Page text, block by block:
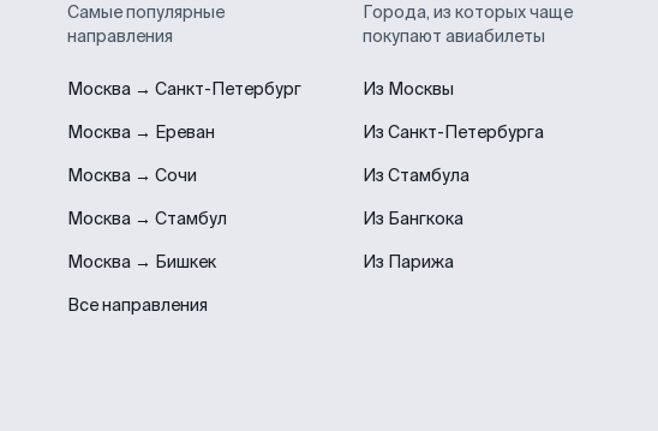
Самые популярные
направления
Москва → Санкт-Петербург
Москва → Ереван
Москва → Сочи
Москва → Стамбул
Москва → Бишкек
Все направления
Города, из которых чаще
покупают авиабилеты
Из Москвы
Из Санкт-Петербурга
Из Стамбула
Из Бангкока
Из Парижа